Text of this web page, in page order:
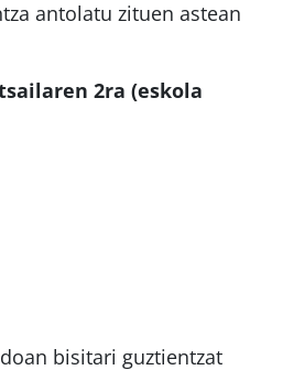
antolatu zituen astean
2ra (eskola
bisitari guztientzat